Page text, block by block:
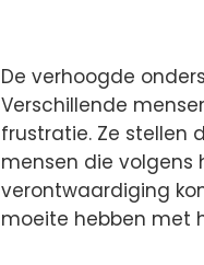
De verhoogde
Verschillende
frustratie. Ze stellen
mensen die volgens
verontwaardiging
moeite hebben met